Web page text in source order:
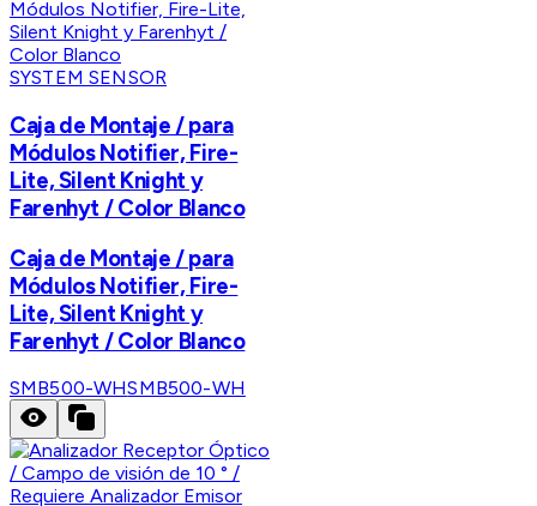
SYSTEM SENSOR
Caja de Montaje / para
Módulos Notifier, Fire-
Lite, Silent Knight y
Farenhyt / Color Blanco
Caja de Montaje / para
Módulos Notifier, Fire-
Lite, Silent Knight y
Farenhyt / Color Blanco
SMB500-WHSMB500-WH